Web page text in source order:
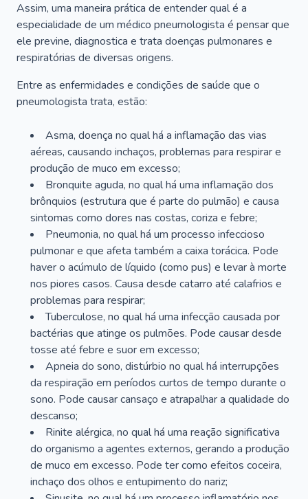
Assim, uma maneira prática de entender qual é a
especialidade de um médico pneumologista é pensar que
ele previne, diagnostica e trata doenças pulmonares e
respiratórias de diversas origens.
Entre as enfermidades e condições de saúde que o
pneumologista trata, estão:
Asma, doença no qual há a inflamação das vias
aéreas, causando inchaços, problemas para respirar e
produção de muco em excesso;
Bronquite aguda, no qual há uma inflamação dos
brônquios (estrutura que é parte do pulmão) e causa
sintomas como dores nas costas, coriza e febre;
Pneumonia, no qual há um processo infeccioso
pulmonar e que afeta também a caixa torácica. Pode
haver o acúmulo de líquido (como pus) e levar à morte
nos piores casos. Causa desde catarro até calafrios e
problemas para respirar;
Tuberculose, no qual há uma infecção causada por
bactérias que atinge os pulmões. Pode causar desde
tosse até febre e suor em excesso;
Apneia do sono, distúrbio no qual há interrupções
da respiração em períodos curtos de tempo durante o
sono. Pode causar cansaço e atrapalhar a qualidade do
descanso;
Rinite alérgica, no qual há uma reação significativa
do organismo a agentes externos, gerando a produção
de muco em excesso. Pode ter como efeitos coceira,
inchaço dos olhos e entupimento do nariz;